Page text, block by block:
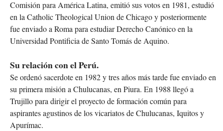
Comisión para América Latina, emitió sus votos en 1981, estudió
en la Catholic Theological Union de Chicago y posteriormente
fue enviado a Roma para estudiar Derecho Canónico en la
Universidad Pontificia de Santo Tomás de Aquino.
Su relación con el Perú.
Se ordenó sacerdote en 1982 y tres años más tarde fue enviado en
su primera misión a Chulucanas, en Piura. En 1988 llegó a
Trujillo para dirigir el proyecto de formación común para
aspirantes agustinos de los vicariatos de Chulucanas, Iquitos y
Apurímac.